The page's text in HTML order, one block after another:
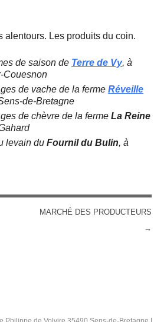
alentours. Les produits du coin.
de saison de Terre de Vy, à
Couesnon
de vache de la fermeRéveille
de-Bretagne
de chèvre de la fermeLa Reine
levain duFournil du Bulin, à
MARCHÉ DES PRODUCTEURS
→